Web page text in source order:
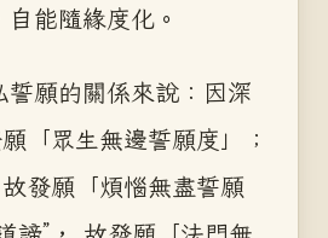
能隨緣度化。
誓願的關係來說：因深
「眾生無邊誓願度」；
發願「煩惱無盡誓願